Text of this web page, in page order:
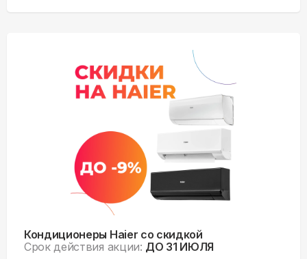
Кондиционеры Haier со скидкой
Срок действия акции: ДО 31 ИЮЛЯ